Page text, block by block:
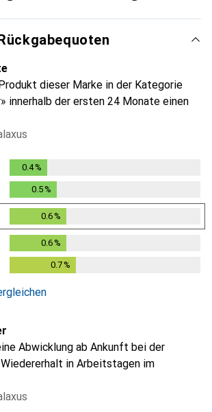
dieser Marke in der Kategorie
innerhalb der ersten 24 Monate einen
0.4%
0.5 %
0.6 %
0.6 %
0.7 %
Abwicklung ab Ankunft bei der
in Arbeitstagen im